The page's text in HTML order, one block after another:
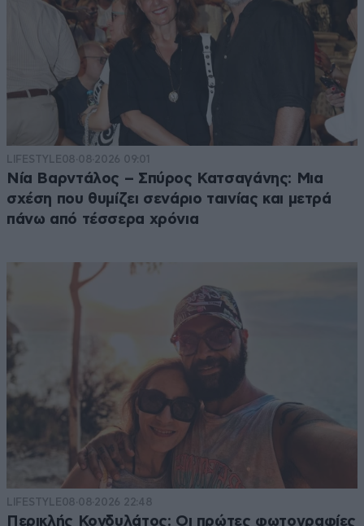
LIFESTYLE08·08·2026 09:01
Νία Βαρντάλος – Σπύρος Κατσαγάνης: Μια
σχέση που θυμίζει σενάριο ταινίας και μετρά
πάνω από τέσσερα χρόνια
LIFESTYLE08·08·2026 22:48
Περικλής Κονδυλάτος: Οι πρώτες φωτογραφίες